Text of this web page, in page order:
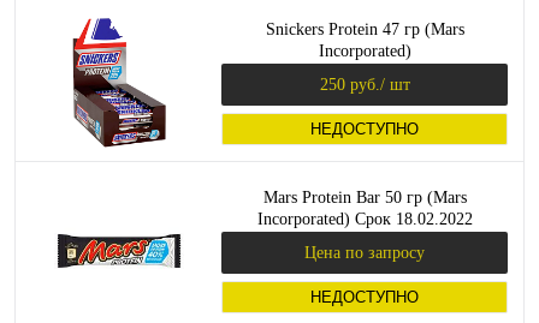
Snickers Protein 47 гр (Mars
Incorporated)
250 руб. / шт
НЕДОСТУПНО
Mars Protein Bar 50 гр (Mars
Incorporated) Срок 18.02.2022
Цена по запросу
НЕДОСТУПНО